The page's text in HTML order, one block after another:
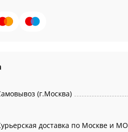
(г.Москва)
доставка по Москве и МО